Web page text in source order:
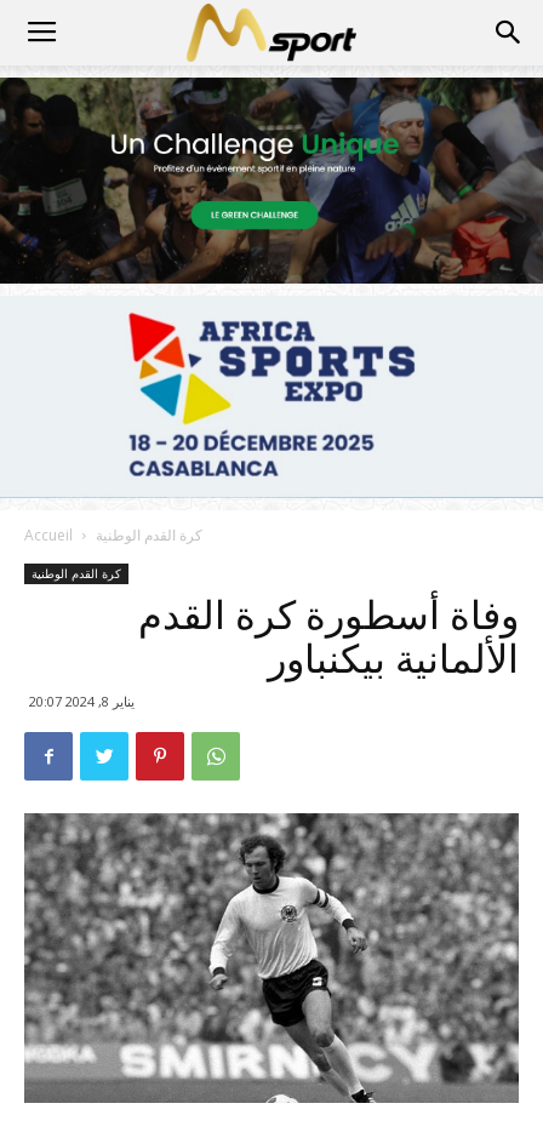
Accueil كرة القدم الوطنية
كرة القدم الوطنية
وفاة أسطورة كرة القدم
الألمانية بيكنباور
يناير 8, 2024 20:07